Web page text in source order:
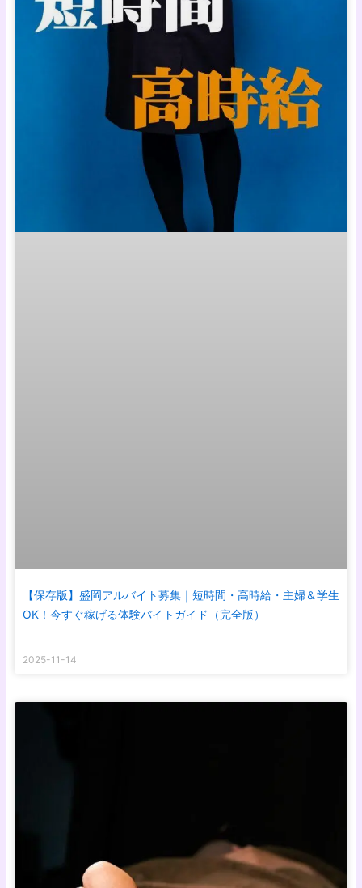
【保存版】盛岡アルバイト募集｜短時間・高時給・主婦＆学生
OK！今すぐ稼げる体験バイトガイド（完全版）
2025-11-14